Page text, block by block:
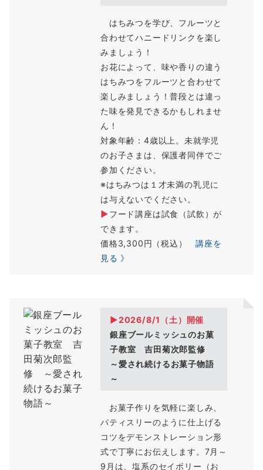
はちみつを学び、フルーツと
合わせてハニードリンクを楽し
みましょう！
お花によって、味や香りの違う
はちみつをフルーツと合わせて
楽しみましょう！普段とは違っ
た味を発見できるかもしれませ
ん！
対象年齢：4歳以上。未就学児
のお子さまは、保護者同伴でご
参加ください。
※はちみつは１才未満の乳児に
は与えないでください。
▶フード講座は試食（試飲）が
できます。
価格3,300円（税込）講座を
見る 》
▶2026/8/1（土 ）開催
銀座ブールミッシュのお菓
子教室 吉田菊次郎監修
～愛され続けるお菓子物語
～
お菓子作りを気軽に楽しみ、
パティスリーのように仕上げる
コツをデモンストレーション形
式で丁寧にお伝えします。7月～
9月は、塩系のセイボリー（お